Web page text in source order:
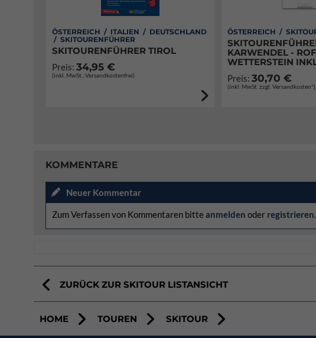
ÖSTERREICH / ITALIEN / DEUTSCHLAND
/ SKITOURENFÜHRER
SKITOURENFÜHRER TIROL
Preis: 34,95 €
(inkl. MwSt., Versandkostenfrei)
ÖSTERREICH /
KARWENDEL -
WETTERSTEIN
Preis: 30,70 €
(inkl. MwSt. zzgl. Versandkosten*)
KOMMENTARE
Neuer Kommentar
Zum Verfassen von Kommentaren bitte anmelden oder registrieren.
ZURÜCK ZUR SKITOUR LISTANSICHT
HOME TOUREN SKITOUR